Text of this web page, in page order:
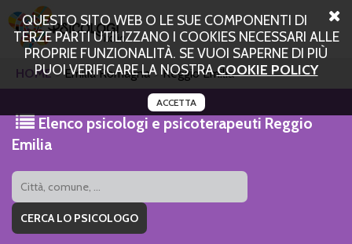
QUESTO SITO WEB O LE SUE COMPONENTI DI
TERZE PARTI UTILIZZANO I COOKIES NECESSARI ALLE
PROPRIE FUNZIONALITÀ. SE VUOI SAPERNE DI PIÙ
PUOI VERIFICARE LA NOSTRACOOKIE POLICY
ACCETTA
HOME Emilia Romagna Reggio Emilia
Elenco psicologi e psicoterapeuti Reggio
Emilia